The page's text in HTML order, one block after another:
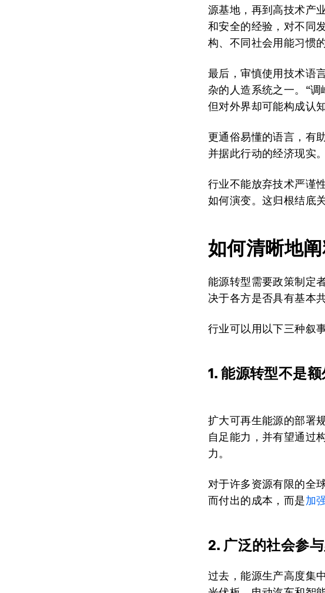
源基地，再到高技术产
和安全的经验，对不同
构、不同社会用能习惯
最后，审慎使用技术语
杂的人造系统之一。“调
但对外界却可能构成认知
更通俗易懂的语言，有
并据此行动的经济现实。
行业不能放弃技术严谨
如何演变。这归根结底
如何清晰地
能源转型需要政策制定
决于各方是否具有基本
行业可以用以下三种叙
1. 能源转型不是
扩大可再生能源的部署
自足能力，并有望通过
力。
对于许多资源有限的全
而付出的成本，而是加
2. 广泛的社会参
过去，能源生产高度集